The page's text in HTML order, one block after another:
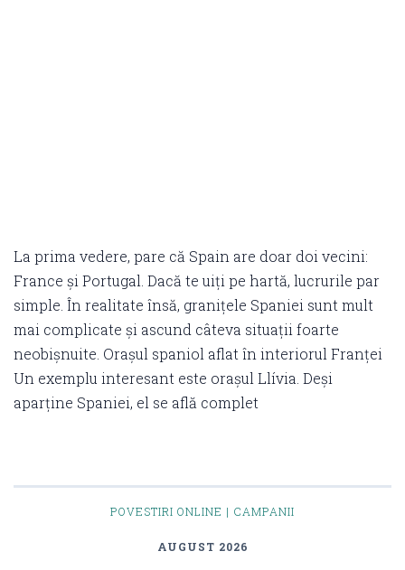
La prima vedere, pare că Spain are doar doi vecini:
France și Portugal. Dacă te uiți pe hartă, lucrurile par
simple. În realitate însă, granițele Spaniei sunt mult
mai complicate și ascund câteva situații foarte
neobișnuite. Orașul spaniol aflat în interiorul Franței
Un exemplu interesant este orașul Llívia. Deși
aparține Spaniei, el se află complet
POVESTIRI ONLINE | CAMPANII
AUGUST 2026